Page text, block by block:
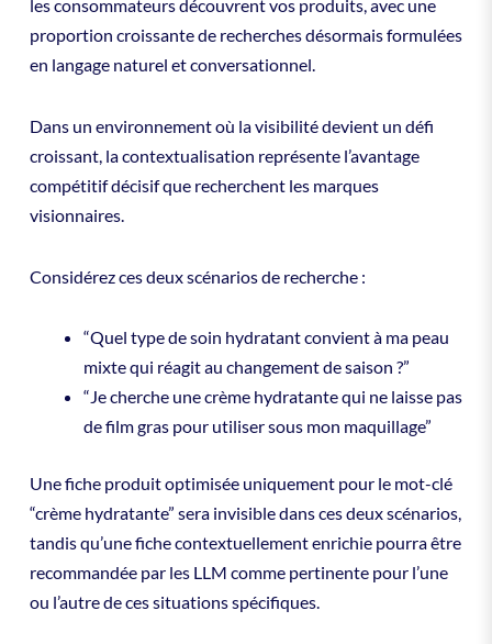
les consommateurs découvrent vos produits, avec une
proportion croissante de recherches désormais formulées
en langage naturel et conversationnel.
Dans un environnement où la visibilité devient un défi
croissant, la contextualisation représente l’avantage
compétitif décisif que recherchent les marques
visionnaires.
Considérez ces deux scénarios de recherche :
“Quel type de soin hydratant convient à ma peau
mixte qui réagit au changement de saison ?”
“Je cherche une crème hydratante qui ne laisse pas
de film gras pour utiliser sous mon maquillage”
Une fiche produit optimisée uniquement pour le mot-clé
“crème hydratante” sera invisible dans ces deux scénarios,
tandis qu’une fiche contextuellement enrichie pourra être
recommandée par les LLM comme pertinente pour l’une
ou l’autre de ces situations spécifiques.